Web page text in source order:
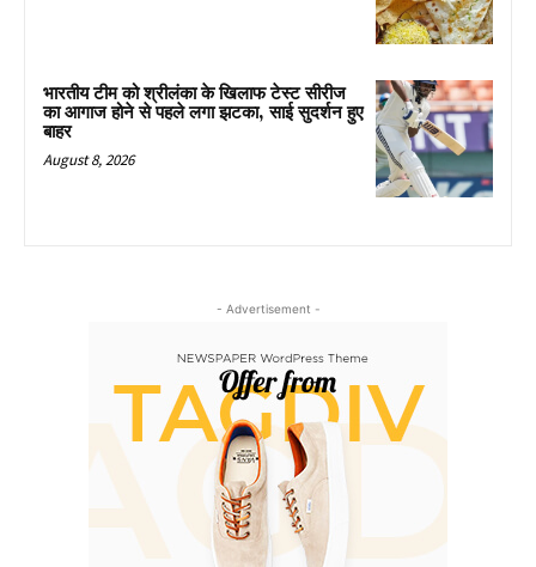
भारतीय टीम को श्रीलंका के खिलाफ टेस्ट सीरीज
का आगाज होने से पहले लगा झटका, साई सुदर्शन हुए
बाहर
August 8, 2026
- Advertisement -